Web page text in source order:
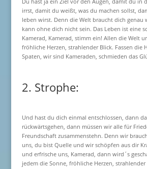
irrst, damit du weißt, was du machen sollst,
leben wirst. Denn die Welt braucht dich genau
kann ohne dich nicht sein. Das Leben ist eine
Kamerad, Kamerad, stimm ein! Allen die Welt
fröhliche Herzen, strahlender Blick. Fassen die
Spaten, wir sind Kameraden, schmieden das
2. Strophe:
Und hast du dich einmal entschlossen, dann
rückwärtsgehen, dann müssen wir alle für
Freundschaft zusammenstehn. Denn wir
uns, du bist Quelle und wir schöpfen aus dir
und erfrische uns, Kamerad, dann wird´s
jedem die Sonne, fröhliche Herzen, strahlender